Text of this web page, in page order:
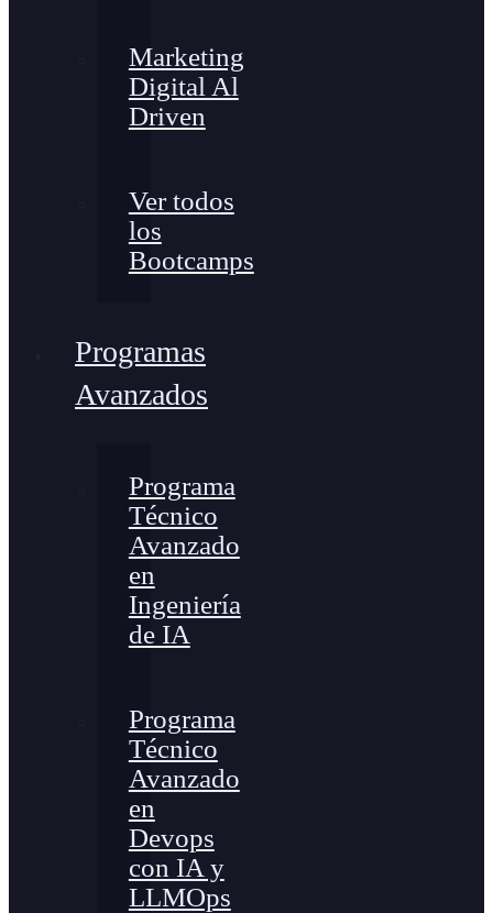
Marketing
Digital Al
Driven
Ver todos
los
Bootcamps
Programas
Avanzados
Programa
Técnico
Avanzado
en
Ingeniería
de IA
Programa
Técnico
Avanzado
en
Devops
con IA y
LLMOps